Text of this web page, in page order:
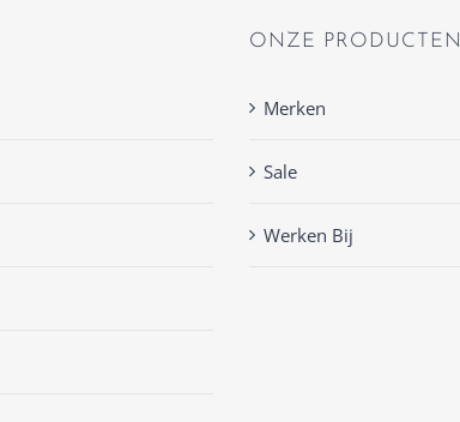
ONZE PRODUCTEN
Merken
Sale
Werken Bij